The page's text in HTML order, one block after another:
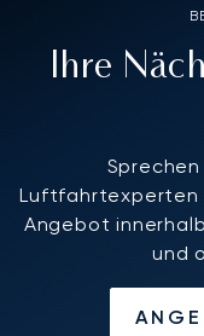
Ihre
Luftfahrtexperten
Angebot
und